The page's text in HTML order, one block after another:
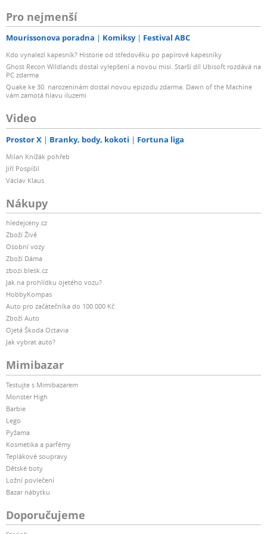
Pro nejmenší
Mourissonova poradna Komiksy Festival ABC
Kdo vynalezl kapesník? Historie od středověku po papírové kapesníky
Ghost Recon Wildlands dostal vylepšení a novou misi. Starší díl Ubisoft rozdává na
PC zdarma
Quake ke 30. narozeninám dostal novou epizodu zdarma. Dawn of the Machine
vám zamotá hlavu iluzemi
Video
Prostor X Branky, body, kokoti Fortuna liga
Milan Knížák pohřeb
Jiří Pospíšil
Václav Klaus
Nákupy
hledejceny.cz
Zboží Živě
Osobní vozy
Zboží Dáma
zbozi.blesk.cz
Jak na prohlídku ojetého vozu?
HobbyKompas
Auto pro začátečníka do 100 000 Kč
Zboží Auto
Ojetá Škoda Octavia
Jak vybrat auto?
Mimibazar
Testujte s Mimibazarem
Monster High
Barbie
Lego
Pyžama
Kosmetika a parfémy
Teplákové soupravy
Dětské boty
Ložní povlečení
Bazar nábytku
Doporučujeme